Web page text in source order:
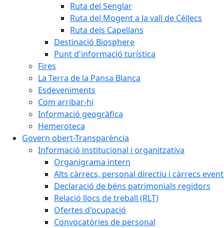
Ruta del Senglar
Ruta del Mogent a la vall de Céllecs
Ruta dels Capellans
Destinació Biosphere
Punt d'informació turística
Fires
La Terra de la Pansa Blanca
Esdeveniments
Com arribar-hi
Informació geogràfica
Hemeroteca
Govern obert-Transparència
Informació institucional i organitzativa
Organigrama intern
Alts càrrecs, personal directiu i càrrecs
Declaració de béns patrimonials regidors
Relació llocs de treball (RLT)
Ofertes d'ocupació
Convocatòries de personal